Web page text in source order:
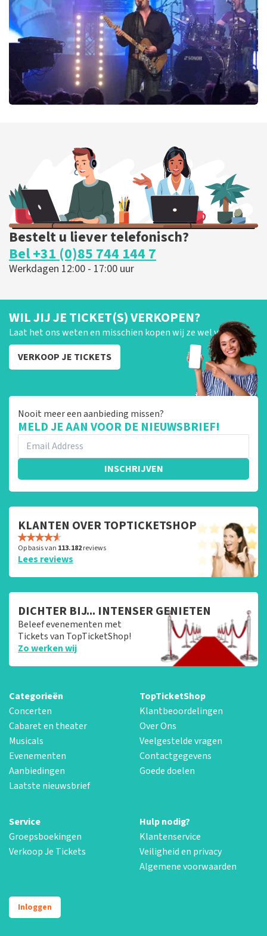
BESTEL NU
BESTEL NU
Bestelt u liever telefonisch?
Bel +31 (0)85 744 144 7
Werkdagen 12:00 - 17:00 uur
WIL JIJ JE TICKET(S) VERKOPEN?
Laat het ons weten en misschien kopen wij ze wel van je!
VERKOOP JE TICKETS
Nooit meer een aanbieding missen?
MELD JE AAN VOOR DE NIEUWSBRIEF!
INSCHRIJVEN
KLANTEN OVER TOPTICKETSHOP
Op basis van 113.182reviews
Lees reviews
DICHTER BIJ... INTENSER GENIETEN
Beleef evenementen met
Tickets van TopTicketShop!
Zo werken wij
Categorieën
Concerten
Cabaret en theater
Musicals
Evenementen
Aanbiedingen
Laatste nieuwsbrief
TopTicketShop
Klantbeoordelingen
Over Ons
Veelgestelde vragen
Contactgegevens
Goede doelen
Service
Groepsboekingen
Verkoop Je Tickets
Hulp nodig?
Klantenservice
Veiligheid en privacy
Algemene voorwaarden
Inloggen